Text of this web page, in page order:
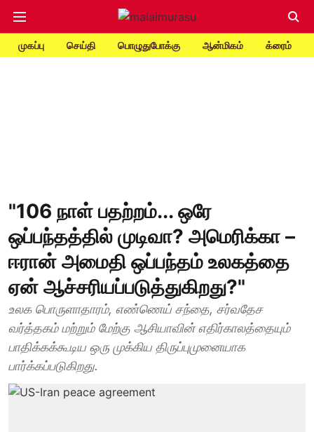
முகப்பு செய்தி பொழுதுபோக்கு ஆன்மிகம் க்ரைம்
"106 நாள் பதற்றம்... ஒரே
ஒப்பந்தத்தில் முடிவா? அமெரிக்கா –
ஈரான் அமைதி ஒப்பந்தம் உலகத்தை
ஏன் ஆச்சரியப்படுத்துகிறது?"
உலக பொருளாதாரம், எண்ணெய் சந்தை, சர்வதேச
வர்த்தகம் மற்றும் மேற்கு ஆசியாவின் எதிர்காலத்தையும்
பாதிக்கக்கூடிய ஒரு முக்கிய திருப்புமுனையாக
பார்க்கப்படுகிறது.